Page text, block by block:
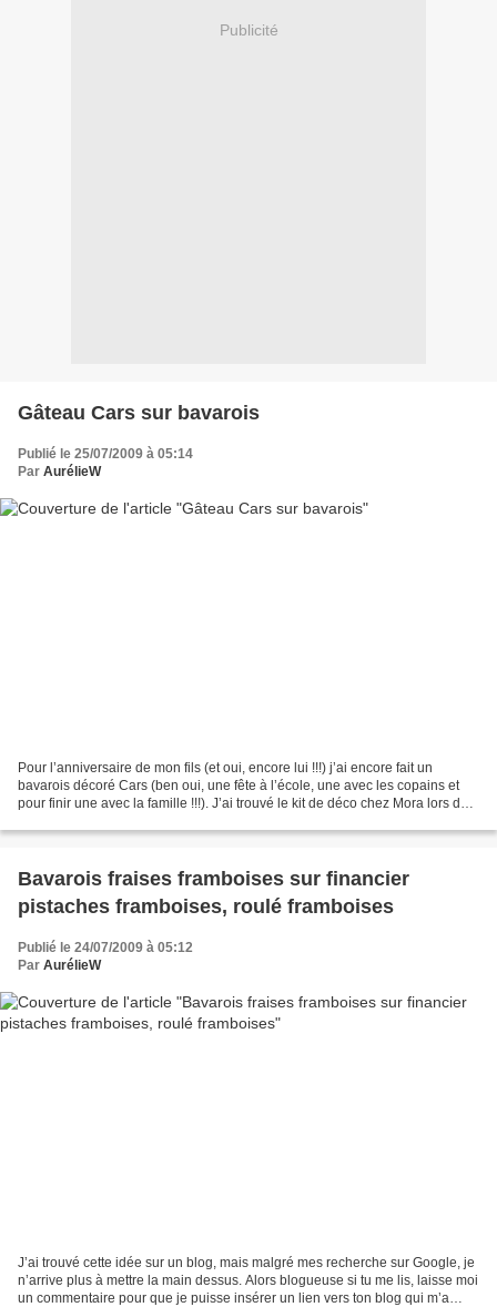
Publicité
Gâteau Cars sur bavarois
Publié le 25/07/2009 à 05:14
Par AurélieW
Pour l’anniversaire de mon fils (et oui, encore lui !!!) j’ai encore fait un
bavarois décoré Cars (ben oui, une fête à l’école, une avec les copains et
pour finir une avec la famille !!!). J’ai trouvé le kit de déco chez Mora lors de
Bavarois fraises framboises sur financier
pistaches framboises, roulé framboises
Publié le 24/07/2009 à 05:12
Par AurélieW
J’ai trouvé cette idée sur un blog, mais malgré mes recherche sur Google, je
n’arrive plus à mettre la main dessus. Alors blogueuse si tu me lis, laisse moi
un commentaire pour que je puisse insérer un lien vers ton blog qui m’a